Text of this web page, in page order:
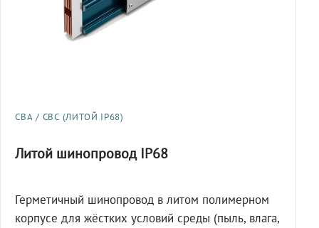
СВА / СВС (ЛИТОЙ IP68)
Литой шинопровод IP68
Герметичный шинопровод в литом полимерном
корпусе для жёстких условий среды (пыль, влага,